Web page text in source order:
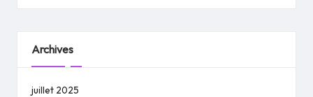
Archives
juillet 2025